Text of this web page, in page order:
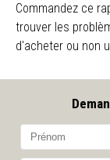
Commandez ce
trouver les
d'acheter ou non